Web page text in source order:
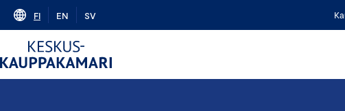
Skip
content
FI EN SV